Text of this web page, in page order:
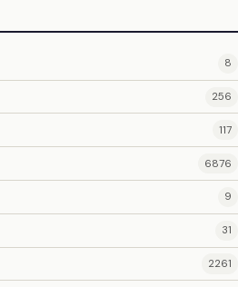
8
256
117
6876
9
31
2261